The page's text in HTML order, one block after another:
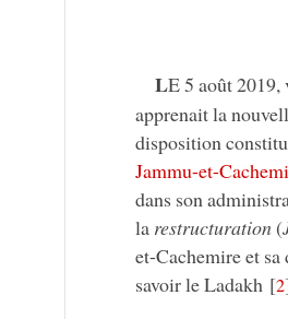
LE 5 août 2019,
apprenait la
disposition
Jammu-et-
dans son
la restructuration(
et-Cachemire et
savoir le Ladakh[2